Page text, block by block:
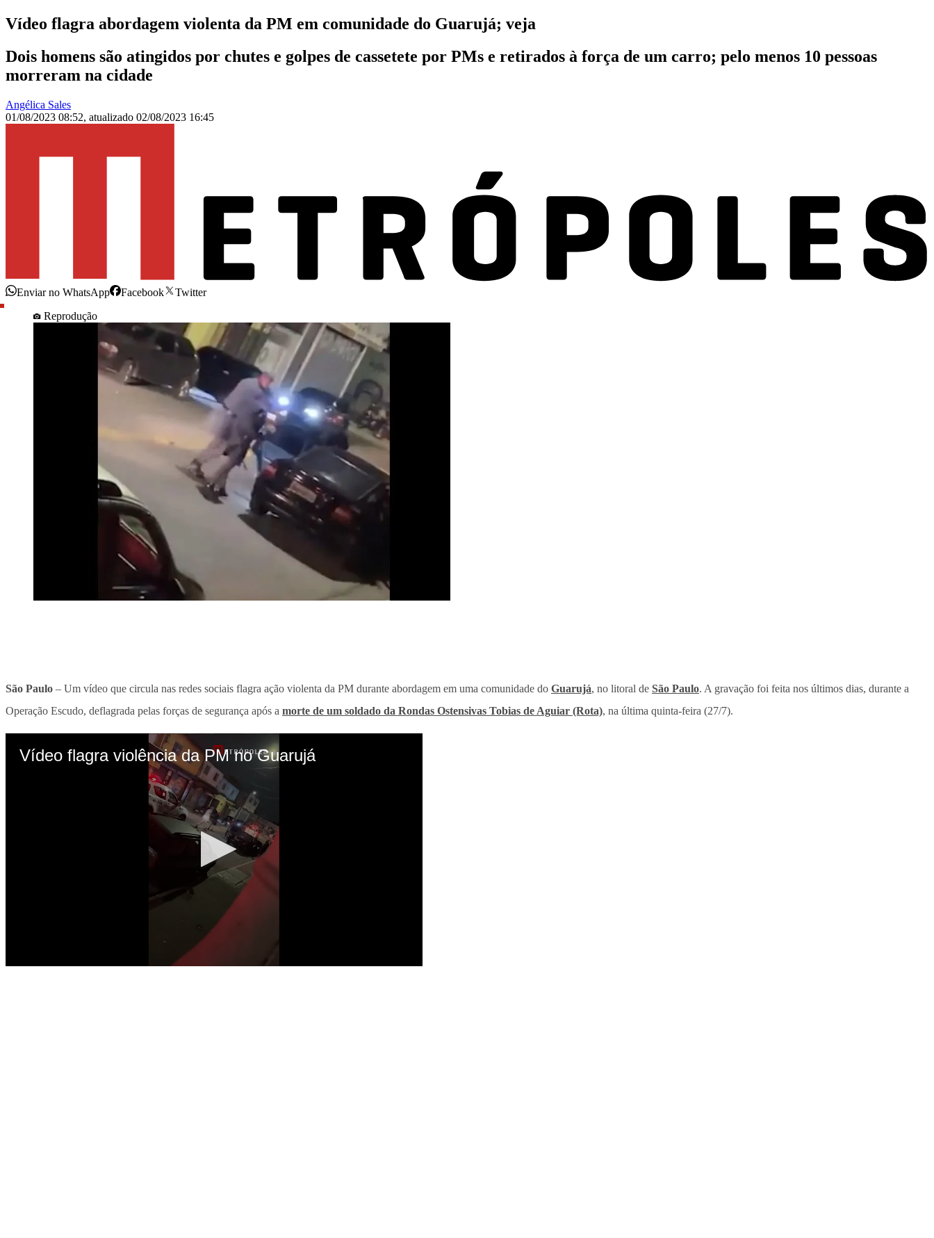
Vídeo flagra abordagem violenta da PM em comunidade do Guarujá; veja
Dois homens são atingidos por chutes e golpes de cassetete por PMs e retirados à força de um carro; pelo menos 10 pessoas
morreram na cidade
Angélica Sales
01/08/2023 08:52, atualizado 02/08/2023 16:45
Enviar no WhatsApp Facebook
Twitter
Reprodução
São Paulo – Um vídeo que circula nas redes sociais flagra ação violenta da PM durante abordagem em uma comunidade do Guarujá, no litoral de São Paulo. A gravação foi feita nos últimos dias, durante a
Operação Escudo, deflagrada pelas forças de segurança após a morte de um soldado da Rondas Ostensivas Tobias de Aguiar (Rota), na última quinta-feira (27/7).